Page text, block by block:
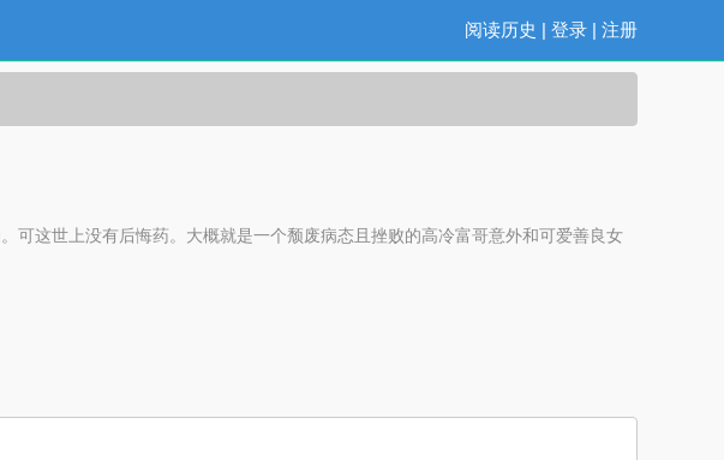
阅读历史 | 登录 | 注册
可这世上没有后悔药。大概就是一个颓废病态且挫败的高冷富哥意外和可爱善良女